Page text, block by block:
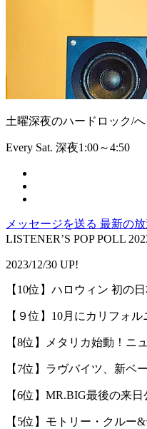
土曜深夜のハードロック/
Every Sat. 深夜1:00～4:50
メッセージを送る 最新の放
LISTENER’S POP POLL
2023/12/30 UP!
【10位】ハロウィン 初の
【９位】10月にカリフォ
【8位】メタリカ始動！ニ
【7位】ラヴバイツ、新ベ
【6位】MR.BIG最後の来
【5位】モトリー・クルー